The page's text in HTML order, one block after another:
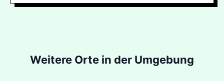
Weitere Orte in der Umgebung